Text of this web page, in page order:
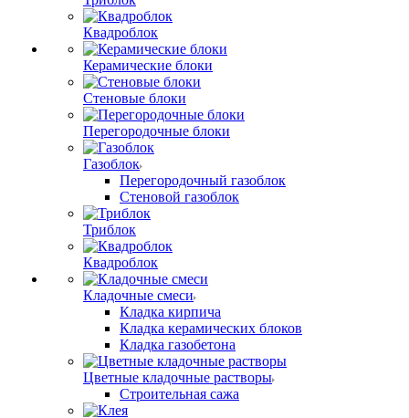
Квадроблок
Керамические блоки
Стеновые блоки
Перегородочные блоки
Газоблок
Перегородочный газоблок
Стеновой газоблок
Триблок
Квадроблок
Кладочные смеси
Кладка кирпича
Кладка керамических блоков
Кладка газобетона
Цветные кладочные растворы
Строительная сажа